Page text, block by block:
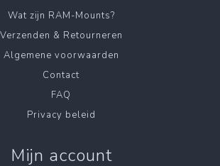
Wat zijn RAM-Mounts?
Verzenden & Retourneren
Algemene voorwaarden
Contact
FAQ
Privacy beleid
Mijn account